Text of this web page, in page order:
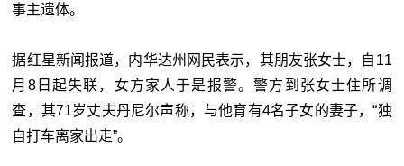
事主遗体。
据红星新闻报道，内华达州网民表示，其朋友张女士，自11
月8日起失联，女方家人于是报警。警方到张女士住所调
查，其71岁丈夫丹尼尔声称，与他育有4名子女的妻子，“独
自打车离家出走”。